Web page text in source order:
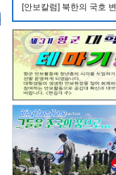
[안보칼럼] 북한의 국호